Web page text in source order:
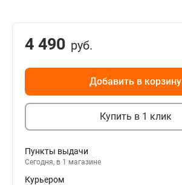
4 490 руб.
Добавить в корзину
Купить в 1 клик
Пункты выдачи
Сегодня, в 1 магазине
Курьером